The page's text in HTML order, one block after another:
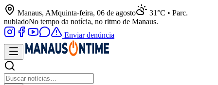
Manaus, AMquinta-feira, 06 de agosto
31°C • Parc.
nubladoNo tempo da notícia, no ritmo de Manaus.
Enviar denúncia